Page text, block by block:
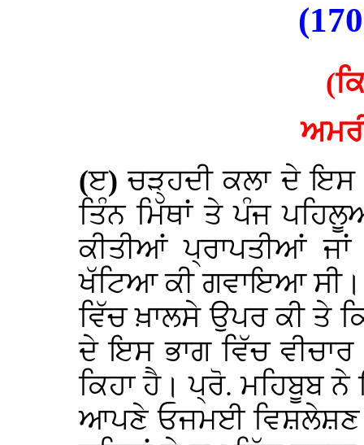
(ੲ)ਚੜ੍ਹਦੀ ਕਲਾ ਦੇ ਇਸ
ਤਿੰਨ ਮਿੱਥਾਂ ਤੇ ਪੰਜ
ਕੀਤੀਆਂ ਪ੍ਰਾਪਤੀਆਂ
ਖੱਟਿਆ ਕੀ ਗਵਾਇਆ ਸੀ।
ਵਿੱਚ ਖ਼ਾਲਸੇ ਉਪਰ ਕੀ ਤੇ
ਦੇ ਇਸ ਭਾਗ ਵਿੱਚ
ਕਿਹਾ ਹੈ। ਪ੍ਰੋ. ਮਹਿਬੂਬ
ਆਪਣੇ ਓਜਮਈ ਵਿਸ਼ਲੇਸ਼ਣ